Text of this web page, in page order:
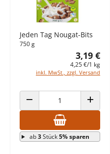
Jeden Tag Nougat-Bits
750 g
3,19 €
4,25 €/1 kg
inkl. MwSt., zzgl. Versand
ANZAHL VERRINGERN
ab3Stück5% sparen